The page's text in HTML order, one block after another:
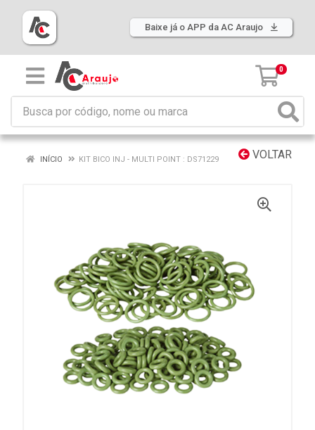
Baixe já o APP da AC Araujo
0
VOLTAR
INÍCIO KIT BICO INJ - MULTI POINT : DS71229